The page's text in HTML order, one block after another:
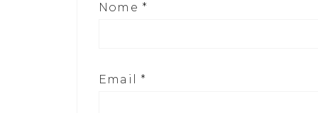
Nome *
Email *